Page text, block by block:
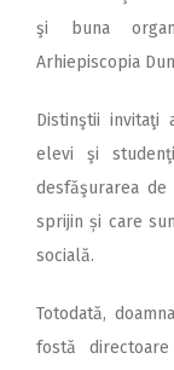
şi buna
Arhiepiscopia
Distinştii invitaţi
elevi şi
desfăşurarea
sprijin și care
socială.
Totodată,
fostă